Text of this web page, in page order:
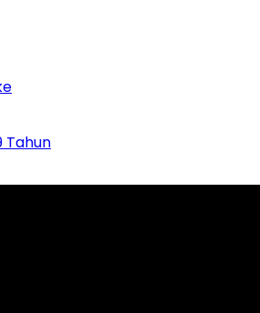
Tahun